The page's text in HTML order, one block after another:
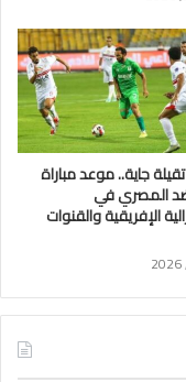
جاية.. موعد مباراة
ضد المصري في
الإفريقية والقنوات